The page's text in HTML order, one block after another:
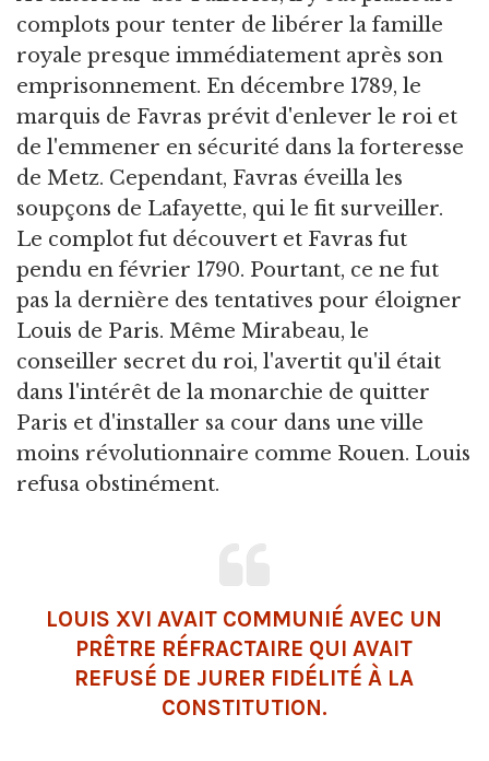
complots pour tenter de libérer la famille
royale presque immédiatement après son
emprisonnement. En décembre 1789, le
marquis de Favras prévit d'enlever le roi et
de l'emmener en sécurité dans la forteresse
de Metz. Cependant, Favras éveilla les
soupçons de Lafayette, qui le fit surveiller.
Le complot fut découvert et Favras fut
pendu en février 1790. Pourtant, ce ne fut
pas la dernière des tentatives pour éloigner
Louis de Paris. Même Mirabeau, le
conseiller secret du roi, l'avertit qu'il était
dans l'intérêt de la monarchie de quitter
Paris et d'installer sa cour dans une ville
moins révolutionnaire comme Rouen. Louis
refusa obstinément.
LOUIS XVI AVAIT COMMUNIÉ AVEC UN
PRÊTRE RÉFRACTAIRE QUI AVAIT
REFUSÉ DE JURER FIDÉLITÉ À LA
CONSTITUTION.